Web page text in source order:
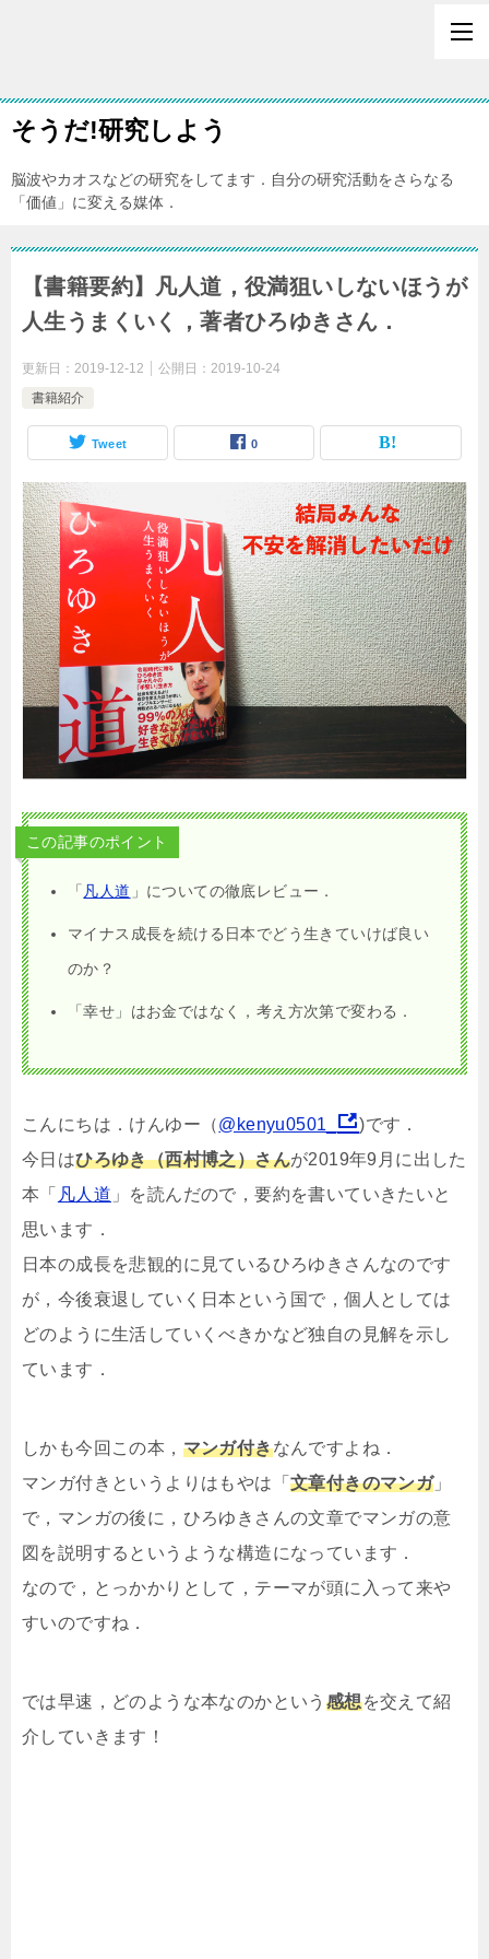
そうだ!研究しよう
脳波やカオスなどの研究をしてます．自分の研究活動をさらなる
「価値」に変える媒体．
【書籍要約】凡人道，役満狙いしないほうが
人生うまくいく，著者ひろゆきさん．
更新日： 2019-12-12 公開日： 2019-10-24
書籍紹介
Tweet 0
この記事のポイント
「 凡人道 」についての徹底レビュー．
マイナス成長を続ける日本でどう生きていけば良い
のか？
「幸せ」はお金ではなく，考え方次第で変わる．
こんにちは．けんゆー（@kenyu0501_
)です．
今日はひろゆき（西村博之）さんが2019年9月に出した
本「 凡人道 」を読んだので，要約を書いていきたいと
思います．
日本の成長を悲観的に見ているひろゆきさんなのです
が，今後衰退していく日本という国で，個人としては
どのように生活していくべきかなど独自の見解を示し
ています．
しかも今回この本， マンガ付きなんですよね．
マンガ付きというよりはもやは「 文章付きのマンガ」
で，マンガの後に，ひろゆきさんの文章でマンガの意
図を説明するというような構造になっています．
なので，とっかかりとして，テーマが頭に入って来や
すいのですね．
では早速，どのような本なのかという 感想を交えて紹
介していきます！